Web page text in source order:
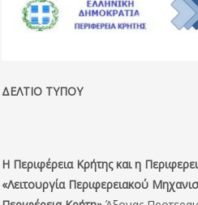
ΔΕΛΤΙΟ ΤΥΠΟΥ
Η Περιφέρεια Κρήτης και η
«Λειτουργία Περιφερειακού